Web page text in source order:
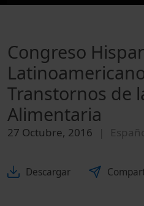
Congreso
Transtornos de
Alimentaria
27 Octubre, 2016
Descargar